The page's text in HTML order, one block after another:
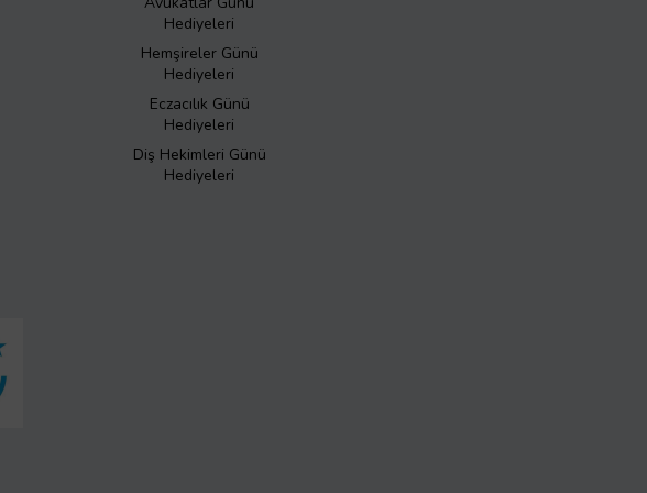
Hediyeleri
Hemşireler Günü
Hediyeleri
Eczacılık Günü
Hediyeleri
Diş Hekimleri Günü
Hediyeleri